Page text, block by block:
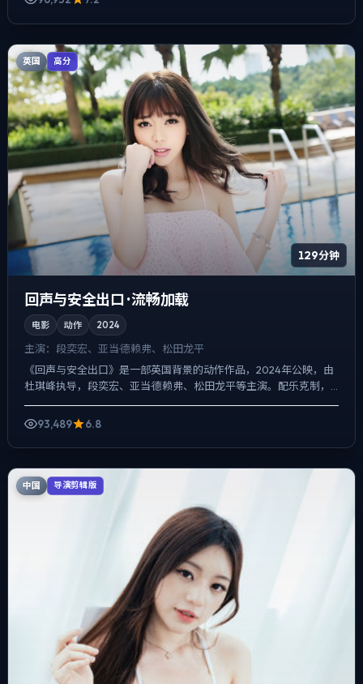
英国 高分
129分钟
回声与安全出口 · 流畅加载
电影 动作 2024
主演： 段奕宏、亚当·德赖弗、松田龙平
《回声与安全出口》是一部英国背景的动作作品，2024年公映，由
杜琪峰执导，段奕宏、亚当·德赖弗、松田龙平等主演。配乐克制，
关键场面反而以环境声托情绪，动作戏服务于叙事节点，每场...
93,489
6.8
中国 导演剪辑版